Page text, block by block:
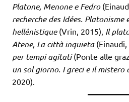
Platone, Menone e Fedro
recherche des Idées. Platonisme
hellénistique (Vrin, 2015), Il
Atene, La città inquieta(Einaudi,
per tempi agitati(Ponte alle
un sol giorno. I greci e il mistero
2020).